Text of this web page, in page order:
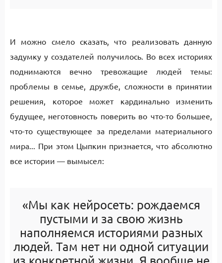
И можно смело сказать, что реализовать данную
задумку у создателей получилось. Во всех историях
поднимаются вечно тревожащие людей темы:
проблемы в семье, дружбе, сложности в принятии
решения, которое может кардинально изменить
будущее, неготовность поверить во что-то большее,
что-то существующее за пределами материального
мира... При этом Цыпкин признается, что абсолютно
все истории — вымысел:
«Мы как нейросеть: рождаемся
пустыми и за свою жизнь
наполняемся историями разных
людей. Там нет ни одной ситуации